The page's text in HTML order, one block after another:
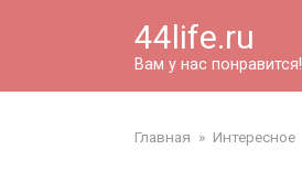
44life.ru
Вам у нас понравится!
Главная » Интересное